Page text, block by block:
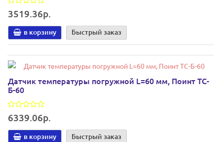
3519.36р.
в корзину Быстрый заказ
Датчик температуры погружной L=60 мм, Поинт ТС-
Б-60
6339.06р.
в корзину Быстрый заказ